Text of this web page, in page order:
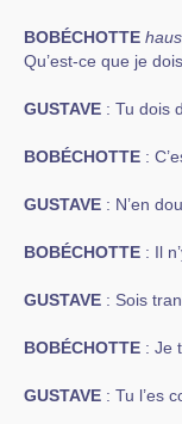
BOBÉCHOTTE
Qu’est-ce que je
GUSTAVE : Tu dois
BOBÉCHOTTE :
GUSTAVE : N’en
BOBÉCHOTTE : Il
GUSTAVE : Sois
BOBÉCHOTTE : Je
GUSTAVE : Tu l’es